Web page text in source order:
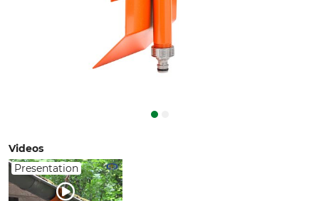
Videos
Presentation